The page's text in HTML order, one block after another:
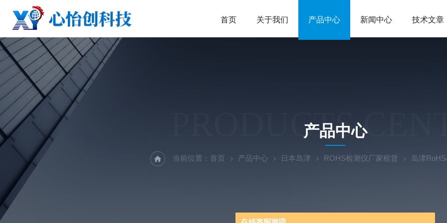
首页 关于我们 产品中心 新闻中心 技术文章
PRODUCTS
产品中心
当前位置： 首页 产品中心 日本岛津 ROHS检测仪厂家租赁 岛津